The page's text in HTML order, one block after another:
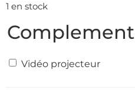
1 en stock
Complement
Vidéo projecteur